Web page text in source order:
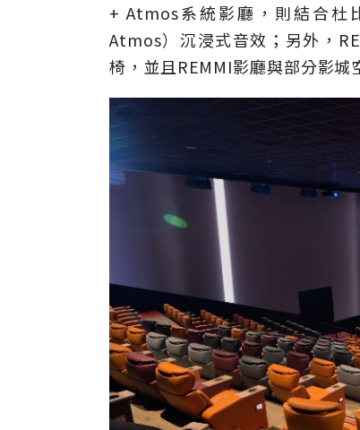
+ Atmos系統影廳，則結合杜
Atmos）沉浸式音效；另外，
椅，並且REMMI影廳與部分影